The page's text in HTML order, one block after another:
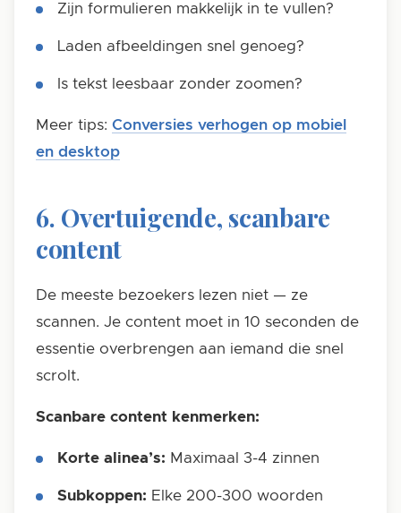
Zijn formulieren makkelijk in te vullen?
Laden afbeeldingen snel genoeg?
Is tekst leesbaar zonder zoomen?
Meer tips: Conversies verhogen op mobiel
en desktop
6. Overtuigende, scanbare
content
De meeste bezoekers lezen niet — ze
scannen. Je content moet in 10 seconden de
essentie overbrengen aan iemand die snel
scrolt.
Scanbare content kenmerken:
Korte alinea’s: Maximaal 3-4 zinnen
Subkoppen: Elke 200-300 woorden